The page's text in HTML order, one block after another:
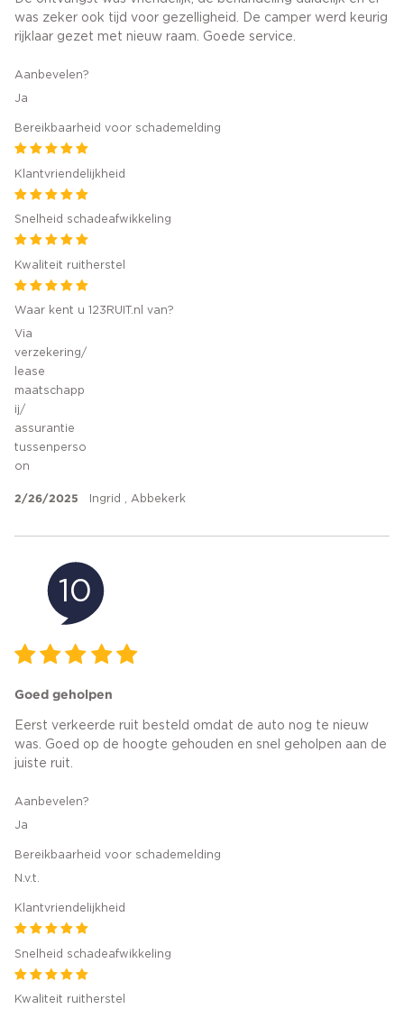
was zeker ook tijd voor gezelligheid. De camper werd keurig
rijklaar gezet met nieuw raam. Goede service.
Aanbevelen?
Ja
Bereikbaarheid voor schademelding
Klantvriendelijkheid
Snelheid schadeafwikkeling
Kwaliteit ruitherstel
Waar kent u 123RUIT.nl van?
Via
verzekering/
lease
maatschapp
ij/
assurantie
tussenperso
on
2/26/2025 Ingrid , Abbekerk
10
Goed geholpen
Eerst verkeerde ruit besteld omdat de auto nog te nieuw
was. Goed op de hoogte gehouden en snel geholpen aan de
juiste ruit.
Aanbevelen?
Ja
Bereikbaarheid voor schademelding
N.v.t.
Klantvriendelijkheid
Snelheid schadeafwikkeling
Kwaliteit ruitherstel